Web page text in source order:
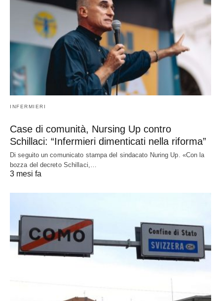
INFERMIERI
Case di comunità, Nursing Up contro
Schillaci: “Infermieri dimenticati nella riforma”
Di seguito un comunicato stampa del sindacato Nuring Up. «Con la
bozza del decreto Schillaci,…
3 mesi fa